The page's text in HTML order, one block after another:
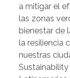
a mitigar el
las zonas
bienestar de
la resiliencia
nuestras